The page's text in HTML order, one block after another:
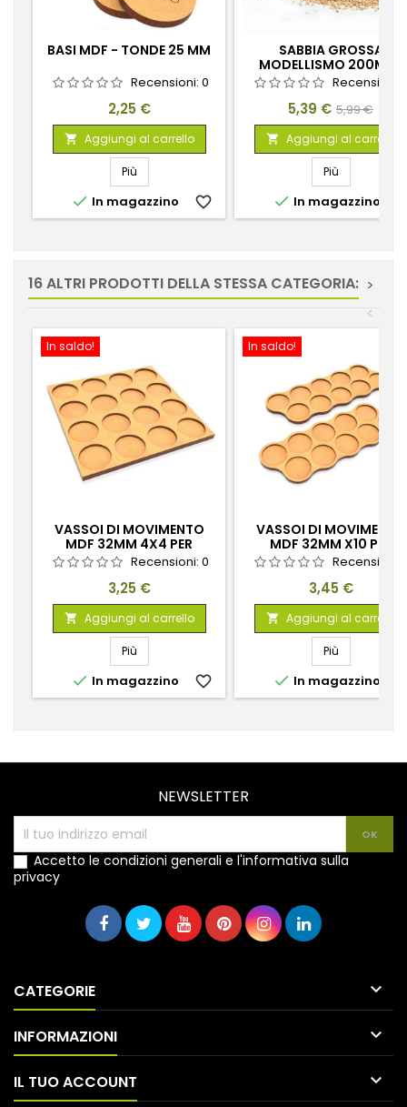
BASI MDF - TONDE 25 MM
Recensioni: 0
Prezzo
2,25 €
 Aggiungi al carrello
Più
 In magazzino favorite_border
SABBIA GROSSA
MODELLISMO 200ML -
NATURALERecensioni:
Prezzo
5,39 € Prezzo
base
5,99 €
 Aggiungi al carrello
Più
 In magazzino
16 ALTRI PRODOTTI DELLA STESSA CATEGORIA: >
<
In saldo!
VASSOI DI MOVIMENTO
MDF 32MM 4X4 PER
SCHERMAGLIATORI
Recensioni: 0
Prezzo
3,25 €
 Aggiungi al carrello
Più
 In magazzino favorite_border
In saldo!
VASSOI DI MOVIMENTO
MDF 32MM X10 PER
SCHERMAGLIATORI
Recensioni:
Prezzo
3,45 €
 Aggiungi al carrello
Più
 In magazzino
NEWSLETTER
Accetto le condizioni generali e l'informativa sulla
privacy
CATEGORIE 
INFORMAZIONI 
IL TUO ACCOUNT 